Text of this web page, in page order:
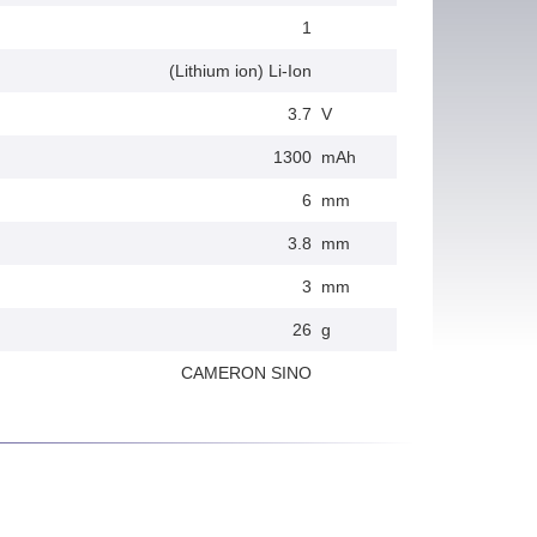
1
(Lithium ion) Li-Ion
3.7 V
1300 mAh
6 mm
3.8 mm
3 mm
26 g
CAMERON SINO